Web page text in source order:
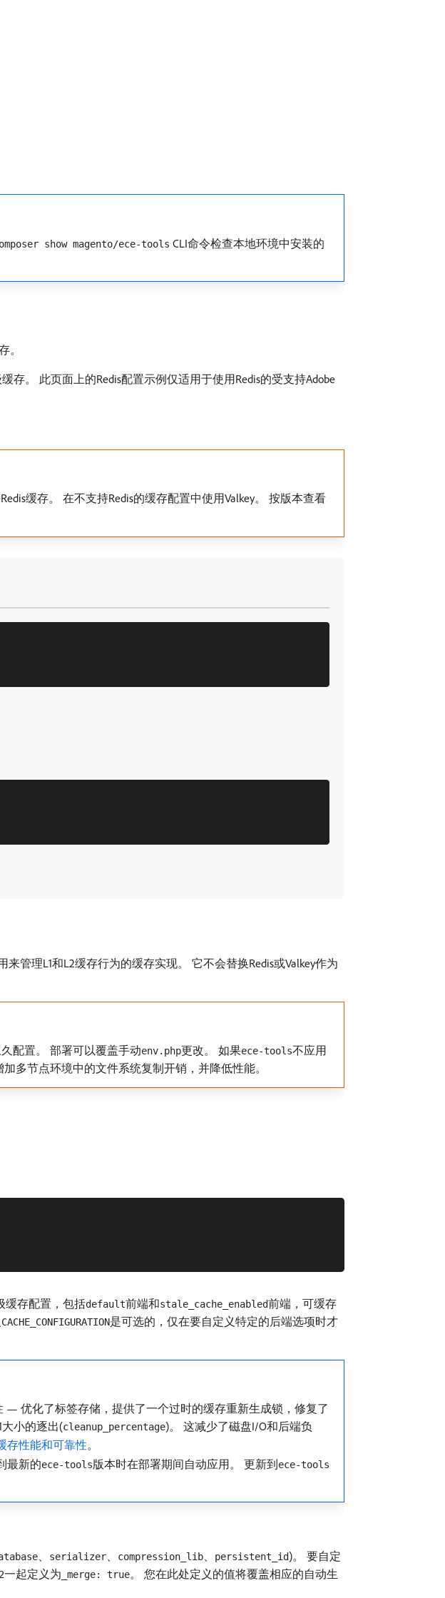
show magento/ece-tools CLI命令检查本地环境中安装的
。
缓存。 此页面上的Redis配置示例仅适用于使用Redis的受支持Adobe
Redis缓存。 在不支持Redis的缓存配置中使用Valkey。 按版本查看
来管理L1和L2缓存行为的缓存实现。 它不会替换Redis或Valkey作为
配置。 部署可以覆盖手动env.php更改。 如果ece-tools不应用
多节点环境中的文件系统复制开销，并降低性能。
缓存配置，包括default前端和stale_cache_enabled前端，可缓存
CACHE_CONFIGURATION是可选的，仅在要自定义特定的后端选项时才
— 优化了标签存储，提供了一个过时的缓存重新生成锁，修复了
小的逐出(cleanup_percentage)。 这减少了磁盘I/O和后端负
存性能和可靠性。
最新的ece-tools版本时在部署期间自动应用。 更新到ece-tools
、 serializer、 compression_lib、 persistent_id)。 要自定
一起定义为 _merge: true。 您在此处定义的值将覆盖相应的自动生